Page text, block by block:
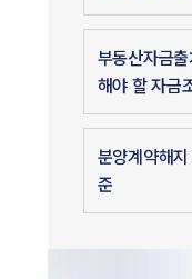
부동산자금
해야 할 자금
분양계약해
준